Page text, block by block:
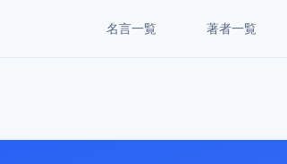
名言一覧 著者一覧